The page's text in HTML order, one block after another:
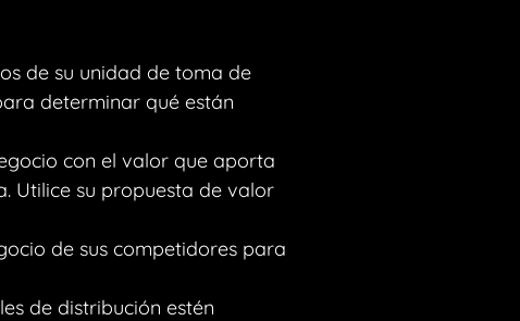
de su unidad de toma de
determinar qué están
con el valor que aporta
Utilice su propuesta de valor
de sus competidores para
de distribución estén